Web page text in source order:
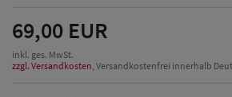
69,00 EUR
inkl. ges. MwSt.
zzgl. Versandkosten, Versandkostenfrei innerhalb